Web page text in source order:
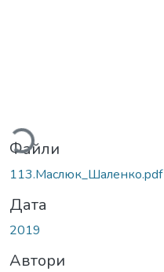
Файли
113.Маслюк_Шаленко.pdf
Дата
2019
Автори